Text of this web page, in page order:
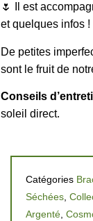
🌷 Il est
et quelques infos !
De petites
sont le fruit de
Conseils
soleil direct.
Catégories
Séchées,
Argenté,